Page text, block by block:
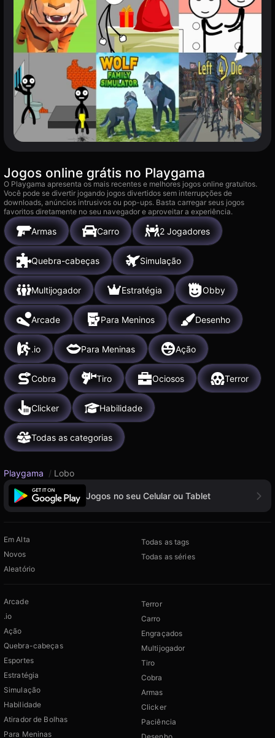
Jogos online grátis no Playgama
O Playgama apresenta os mais recentes e melhores jogos online gratuitos.
Você pode se divertir jogando jogos divertidos sem interrupções de
downloads, anúncios intrusivos ou pop-ups. Basta carregar seus jogos
favoritos diretamente no seu navegador e aproveitar a experiência.
Armas Carro 2 Jogadores
Quebra-cabeças Simulação
Multijogador Estratégia Obby
Arcade Para Meninos Desenho
.io Para Meninas Ação
Cobra Tiro Ociosos Terror
Clicker Habilidade
Todas as categorias
Playgama / Lobo
Jogos no seu Celular ou Tablet
Em Alta
Novos
Aleatório
Todas as tags
Todas as séries
Arcade
.io
Ação
Quebra-cabeças
Esportes
Estratégia
Simulação
Habilidade
Atirador de Bolhas
Para Meninas
Terror
Carro
Engraçados
Multijogador
Tiro
Cobra
Armas
Clicker
Paciência